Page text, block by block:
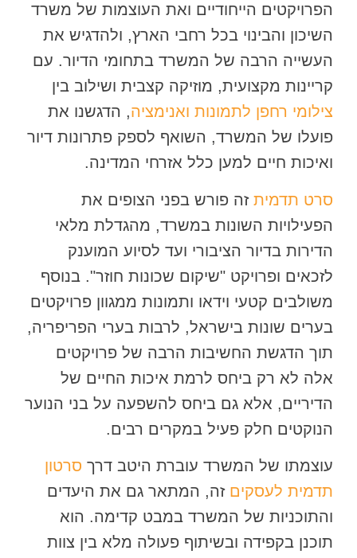
הפרויקטים הייחודיים ואת העוצמות של משרד
השיכון והבינוי בכל רחבי הארץ, ולהדגיש את
העשייה הרבה של המשרד בתחומי הדיור. עם
קריינות מקצועית, מוזיקה קצבית ושילוב בין
צילומי רחפן לתמונות ואנימציה, הדגשנו את
פועלו של המשרד, השואף לספק פתרונות דיור
ואיכות חיים למען כלל אזרחי המדינה.
סרט תדמית זה פורש בפני הצופים את
הפעילויות השונות במשרד, מהגדלת מלאי
הדירות בדיור הציבורי ועד לסיוע המוענק
לזכאים ופרויקט "שיקום שכונות חוזר". בנוסף
משולבים קטעי וידאו ותמונות ממגוון פרויקטים
בערים שונות בישראל, לרבות בערי הפריפריה,
תוך הדגשת החשיבות הרבה של פרויקטים
אלה לא רק ביחס לרמת איכות החיים של
הדיריים, אלא גם ביחס להשפעה על בני הנוער
הנוקטים חלק פעיל במקרים רבים.
עוצמתו של המשרד עוברת היטב דרך סרטון
תדמית לעסקים זה, המתאר גם את היעדים
והתוכניות של המשרד במבט קדימה. הוא
תוכנן בקפידה ובשיתוף פעולה מלא בין צוות